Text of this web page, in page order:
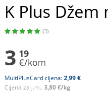
K Plus
(3)
3 19
€/kom
MultiPlusCard cijena:2,99 €
Cijena za j.m.: 3,80 €/kg